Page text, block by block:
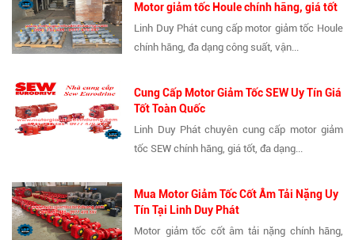
Motor giảm tốc Houle chính hãng, giá tốt
Linh Duy Phát cung cấp motor giảm tốc Houle
chính hãng, đa dạng công suất, vận...
Cung Cấp Motor Giảm Tốc SEW Uy Tín Giá
Tốt Toàn Quốc
Linh Duy Phát chuyên cung cấp motor giảm
tốc SEW chính hãng, giá tốt, đa dạng...
Mua Motor Giảm Tốc Cốt Âm Tải Nặng Uy
Tín Tại Linh Duy Phát
Motor giảm tốc cốt âm tải nặng chính hãng,